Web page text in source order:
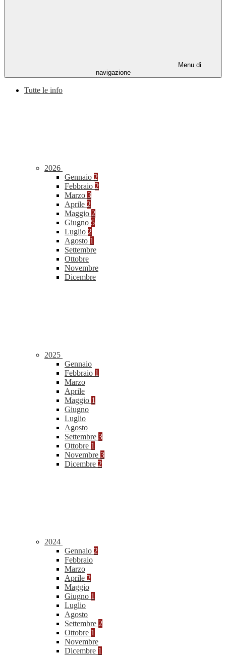
Menu di
navigazione
Tutte le info
2026
Gennaio 2
Febbraio 2
Marzo 3
Aprile 2
Maggio 2
Giugno 5
Luglio 2
Agosto 1
Settembre
Ottobre
Novembre
Dicembre
2025
Gennaio
Febbraio 1
Marzo
Aprile
Maggio 1
Giugno
Luglio
Agosto
Settembre 3
Ottobre 1
Novembre 3
Dicembre 2
2024
Gennaio 2
Febbraio
Marzo
Aprile 2
Maggio
Giugno 1
Luglio
Agosto
Settembre 2
Ottobre 1
Novembre
Dicembre 1